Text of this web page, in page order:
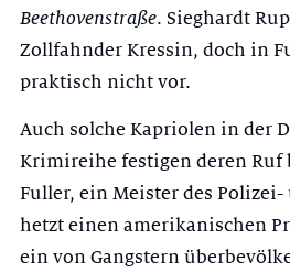
Beethovenstraße. Sieghardt
Zollfahnder Kressin, doch in
praktisch nicht vor.
Auch solche Kapriolen in der
Krimireihe festigen deren Ruf
Fuller, ein Meister des Polizei-
hetzt einen amerikanischen
ein von Gangstern